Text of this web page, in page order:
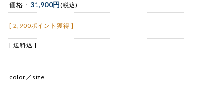
価格 : 31,900円(税込)
[ 2,900ポイント獲得 ]
[ 送料込 ]
color／size